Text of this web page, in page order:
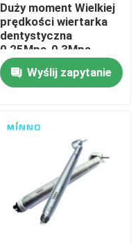
Duży moment Wielkiej
prędkości wiertarka
dentystyczna
0,25Mpa-0,3Mpa
szybki ręcznik
Wyślij zapytanie